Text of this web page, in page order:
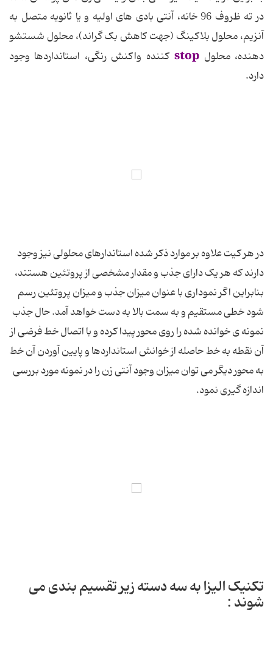
در ته ظروف 96 خانه، آنتی بادی های اولیه و یا ثانویه متصل به
آنزیم، محلول بلاکینگ (جهت کاهش بک گراند)، محلول شستشو
دهنده، محلول stop کننده واکنش رنگی، استانداردها وجود
دارد.
در هر کیت علاوه بر موارد ذکر شده استاندارهای محلولی نیز وجود
دارند که هر یک دارای جذب و مقدار مشخصی از پروتئین هستند،
بنابراین اگر نموداری با عنوان میزان جذب و میزان پروتئین رسم
شود خطی مستقیم و به سمت بالا به دست خواهد آمد. حال جذب
نمونه ی خوانده شده را روی محور پیدا کرده و با اتصال خط فرضی از
آن نقطه به خط حاصله از خوانش استانداردها و پایین آوردن آن خط
به محور دیگر می توان میزان وجود آنتی زن را در نمونه مورد بررسی
اندازه گیری نمود.
تکنیک الیزا به سه دسته زیر تقسیم بندی می
شوند :